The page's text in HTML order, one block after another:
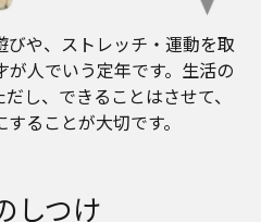
や、ストレッチ・運動を取
が人でいう定年です。生活の
し、できることはさせて、
ることが大切です。
しつけ